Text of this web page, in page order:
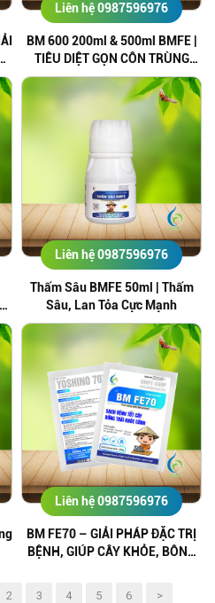
Liên hệ 0987596976
BM 600 200ml & 500ml BMFE |
TIÊU DIỆT GỌN CÔN TRÙNG
KHÁNG THUỐC
Liên hệ 0987596976
Thấm Sâu BMFE 50ml | Thấm
Sâu, Lan Tỏa Cực Mạnh
Liên hệ 0987596976
BM FE70 – GIẢI PHÁP ĐẶC TRỊ
BỆNH, GIÚP CÂY KHỎE, BÔNG
2 3 4 5 6 >